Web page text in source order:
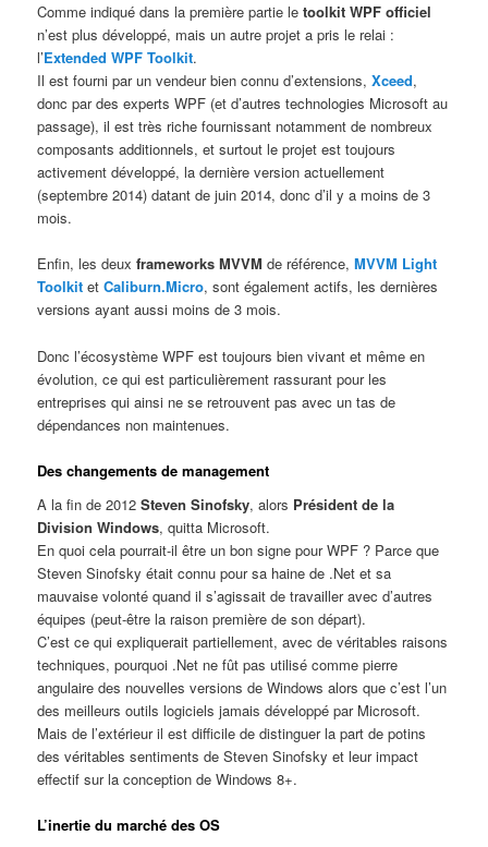
Comme indiqué dans la première partie letoolkit WPF officiel
n’est plus développé, mais un autre projet a pris le relai :
l’Extended WPF Toolkit.
Il est fourni par un vendeur bien connu d’extensions,Xceed,
donc par des experts WPF (et d’autres technologies Microsoft au
passage), il est très riche fournissant notamment de nombreux
composants additionnels, et surtout le projet est toujours
activement développé, la dernière version actuellement
(septembre 2014) datant de juin 2014, donc d’il y a moins de 3
mois.
Enfin, les deuxframeworks MVVM de référence,MVVM Light
Toolkit etCaliburn.Micro, sont également actifs, les dernières
versions ayant aussi moins de 3 mois.
Donc l’écosystème WPF est toujours bien vivant et même en
évolution, ce qui est particulièrement rassurant pour les
entreprises qui ainsi ne se retrouvent pas avec un tas de
dépendances non maintenues.
Des changements de management
A la fin de 2012Steven Sinofsky, alors Président de la
Division Windows, quitta Microsoft.
En quoi cela pourrait-il être un bon signe pour WPF ? Parce que
Steven Sinofsky était connu pour sa haine de .Net et sa
mauvaise volonté quand il s’agissait de travailler avec d’autres
équipes (peut-être la raison première de son départ).
C’est ce qui expliquerait partiellement, avec de véritables raisons
techniques, pourquoi .Net ne fût pas utilisé comme pierre
angulaire des nouvelles versions de Windows alors que c’est l’un
des meilleurs outils logiciels jamais développé par Microsoft.
Mais de l’extérieur il est difficile de distinguer la part de potins
des véritables sentiments de Steven Sinofsky et leur impact
effectif sur la conception de Windows 8+.
L’inertie du marché des OS